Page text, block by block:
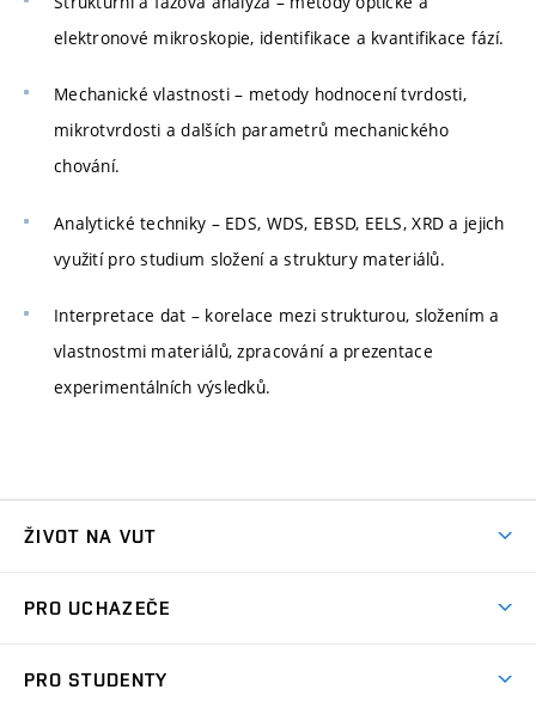
elektronové mikroskopie, identifikace a kvantifikace fází.
Mechanické vlastnosti – metody hodnocení tvrdosti,
mikrotvrdosti a dalších parametrů mechanického
chování.
Analytické techniky – EDS, WDS, EBSD, EELS, XRD a jejich
využití pro studium složení a struktury materiálů.
Interpretace dat – korelace mezi strukturou, složením a
vlastnostmi materiálů, zpracování a prezentace
experimentálních výsledků.
ŽIVOT NA VUT
Koleje
PRO UCHAZEČE
PRO STUDENTY